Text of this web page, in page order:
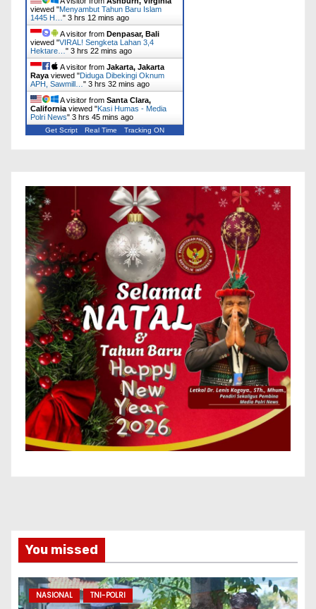
viewed "Menyambut Tahun Baru Islam
1445 H… " 3 hrs 12 mins ago
A visitor from Denpasar, Bali
viewed "VIRAL! Sengketa Lahan 3,4
Hektare… " 3 hrs 22 mins ago
A visitor from Jakarta, Jakarta
Raya viewed "Diduga Dibekingi Oknum
APH, Sawmill… " 3 hrs 32 mins ago
A visitor from Santa Clara,
California viewed "Kasi Humas - Media
Polri News" 3 hrs 45 mins ago
Get Script Real Time Tracking ON
You missed
NASIONAL TNI-POLRI